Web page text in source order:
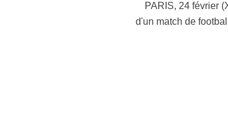
PARIS, 24 février
d'un match de